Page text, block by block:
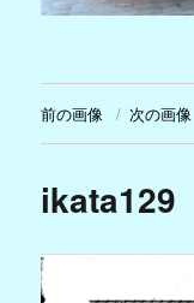
前の画像 次の画像
ikata129